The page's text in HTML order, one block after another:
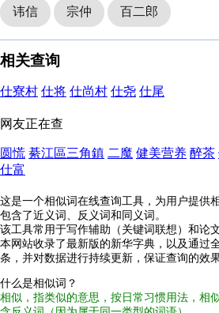
讳信 宗仲 百二郎
相关查询
仕寮村 仕将 仕尚村 仕尧 仕尾
网友正在查
圆慌 綦江區三角鎮 二魔 健美营养 醉茶
仕富
这是一个相似词在线查询工具，为用户提供
包含了近义词、反义词和同义词。
该工具常用于写作辅助（关键词联想）和论
本网站收录了最新版的新华字典，以及通过
条，并对数据进行持续更新，保证查询的效
什么是相似词？
相似，指类似的意思，按日常习惯用法，相